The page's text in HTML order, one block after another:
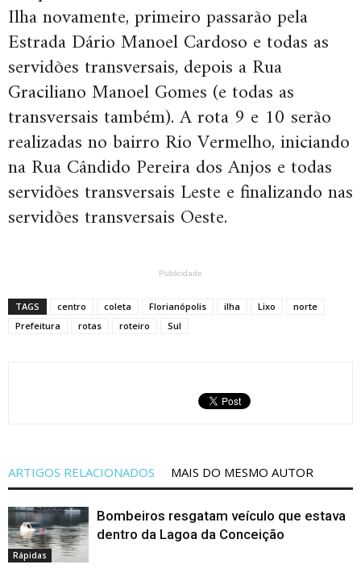
Ilha novamente, primeiro passarão pela
Estrada Dário Manoel Cardoso e todas as
servidões transversais, depois a Rua
Graciliano Manoel Gomes (e todas as
transversais também). A rota 9 e 10 serão
realizadas no bairro Rio Vermelho, iniciando
na Rua Cândido Pereira dos Anjos e todas
servidões transversais Leste e finalizando nas
servidões transversais Oeste.
Publicidade
TAGS centro coleta Florianópolis ilha Lixo
norte
Prefeitura
rotas roteiro Sul
ARTIGOS RELACIONADOS MAIS DO MESMO AUTOR
Rápidas
Bombeiros resgatam veículo que estava
dentro da Lagoa da Conceição